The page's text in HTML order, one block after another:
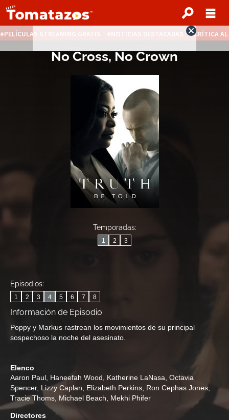
PELÍCULAS STREAMING GRATIS CRÍTICA
No Cross, No Crown
Temporadas:
1 2 3
Episodios:
1 2 3 4 5 6 7 8
Información de Episodio
Poppy y Markus rastrean los movimientos de su principal
sospechoso la noche del asesinato.
Elenco
Aaron Paul Haneefah Wood Katherine LaNasa Octavia
Spencer, Lizzy Caplan Elizabeth Perkins Ron Cephas Jones
Tracie Thoms Michael Beach Mekhi Phifer
Directores